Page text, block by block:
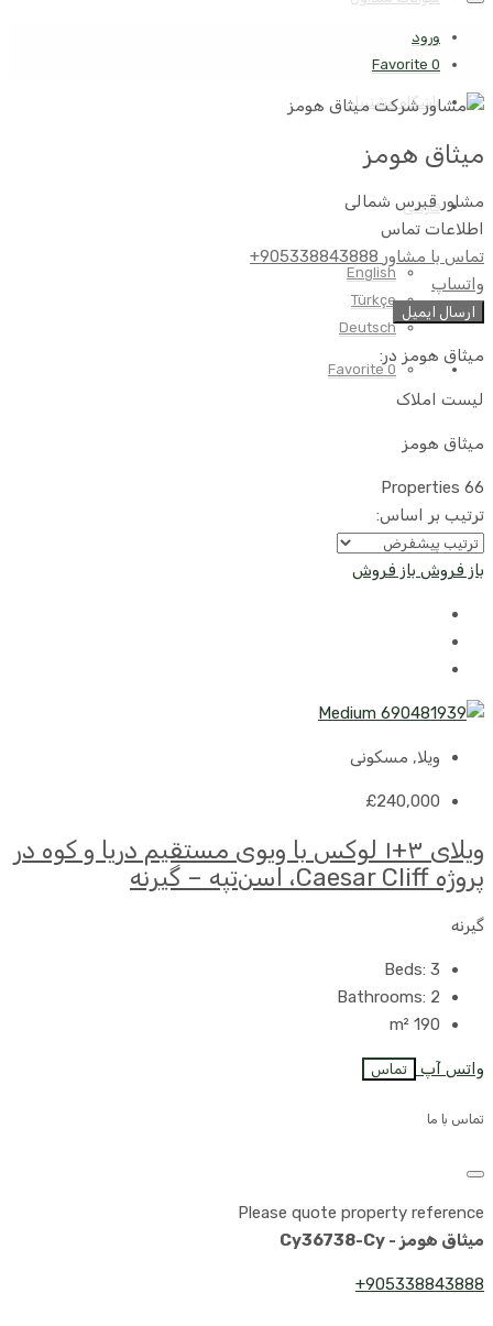
باشگاه مشتریان
فارسی
English
Türkçe
Deutsch
Favorite0
ورود
Favorite 0
میثاق هومز
مشاورقبرس شمالی
اطلاعات تماس
تماس با مشاور 905338843888+
واتساپ
ارسال ایمیل
میثاق هومز در:
لیست املاک
میثاق هومز
66 Properties
ترتیب بر اساس:
باز فروش باز فروش
ویلا, مسکونی
£240,000
ویلای ۳+۱ لوکس با ویوی مستقیم دریا و کوه در
پروژه Caesar Cliff، اسن‌تپه – گیرنه
گیرنه
Beds: 3
Bathrooms: 2
190
m²
واتس آپ تماس
تماس با ما
Please quote property reference
میثاق هومز - Cy36738-Cy
905338843888+